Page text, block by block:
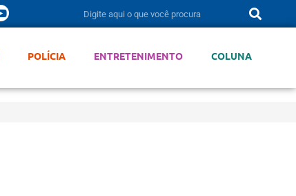
POLÍCIA ENTRETENIMENTO COLUNA